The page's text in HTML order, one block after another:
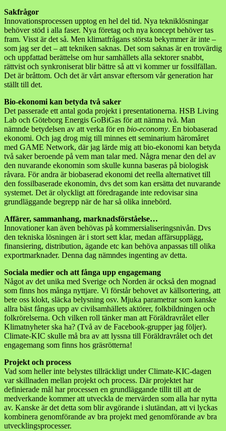
Sakfrågor
Innovationsprocessen upptog en hel del tid. Nya tekniklösningar
behöver stöd i alla faser. Nya företag och nya koncept behöver tas
fram. Visst är det så. Men klimatfrågans största bekymmer är inte –
som jag ser det – att tekniken saknas. Det som saknas är en trovärdig
och uppfattad berättelse om hur samhällets alla sektorer snabbt,
rättvist och synkroniserat blir bättre så att vi kommer ur fossilfällan.
Det är bråttom. Och det är vårt ansvar eftersom vår generation har
ställt till det.
Bio-ekonomi kan betyda två saker
Det passerade ett antal goda projekt i presentationerna. HSB Living
Lab och Göteborg Energis GoBiGas för att nämna två. Man
nämnde betydelsen av att verka för en bio-economy. En biobaserad
ekonomi. Och jag drog mig till minnes ett seminarium häromåret
med GAME Network, där jag lärde mig att bio-ekonomi kan betyda
två saker beroende på vem man talar med. Några menar den del av
den nuvarande ekonomin som skulle kunna baseras på biologisk
råvara. För andra är biobaserad ekonomi det reella alternativet till
den fossilbaserade ekonomin, dvs det som kan ersätta det nuvarande
systemet. Det är olyckligt att föredragande inte redovisar sina
grundläggande begrepp när de har så olika innebörd.
Affärer, sammanhang, marknadsförståelse…
Innovationer kan även behövas på kommersialiseringsnivån. Dvs
den tekniska lösningen är i stort sett klar, medan affärsupplägg,
finansiering, distribution, ägande etc kan behöva anpassas till olika
exportmarknader. Denna dag nämndes ingenting av detta.
Sociala medier och att fånga upp engagemang
Något av det unika med Sverige och Norden är också den mognad
som finns hos många nyttjare. Vi förstår behovet av källsortering, att
bete oss klokt, släcka belysning osv. Mjuka parametrar som kanske
allra bäst fångas upp av civilsamhällets aktörer, folkbildningen och
folkrörelserna. Och vilken roll tänker man att Föräldravrålet eller
Klimatnyheter ska ha? (Två av de Facebook-grupper jag följer).
Climate-KIC skulle må bra av att lyssna till Föräldravrålet och det
engagemang som finns hos gräsrötterna!
Projekt och process
Vad som heller inte belystes tillräckligt under Climate-KIC-dagen
var skillnaden mellan projekt och process. Där projektet har
definierade mål har processen en grundläggande tillit till att de
medverkande kommer att utveckla de mervärden som alla har nytta
av. Kanske är det detta som blir avgörande i slutändan, att vi lyckas
kombinera genomförande av bra projekt med genomförande av bra
utvecklingsprocesser.